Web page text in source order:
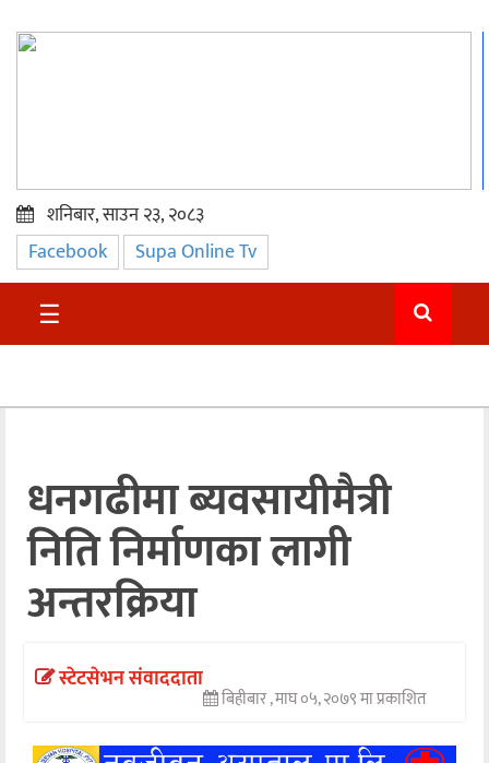
प्रमुख
समाचार
सुदुर
अन्तराष्ट्रिय
अन्तर्वार्ता
अर्थ
खेलकुद
मनोरञ्जन
शनिबार, साउन २३, २०८३
Facebook Supa Online Tv
☰
धनगढीमा ब्यवसायीमैत्री
निति निर्माणका लागी
अन्तरक्रिया
स्टेटसेभन संवाददाता
बिहीबार , माघ ०५, २०७९ मा प्रकाशित